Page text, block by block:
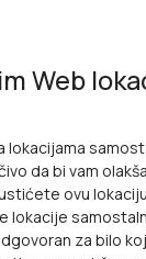
Web
lokacijama
da bi vam
ovu
lokacije
za bilo